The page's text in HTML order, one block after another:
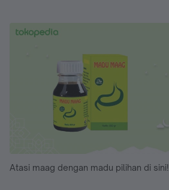
Atasi maag dengan madu pilihan di sini!